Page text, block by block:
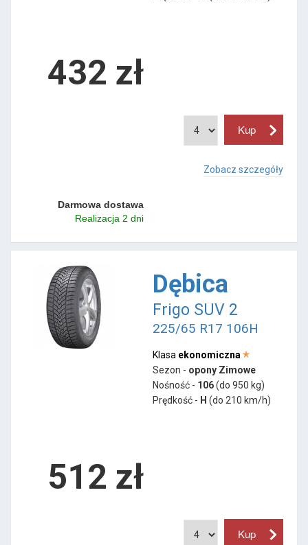
432 zł
Zobacz szczegóły
Darmowa dostawa
Realizacja 2 dni
Dębica
Frigo SUV 2
225/65 R17 106H
Klasa ekonomiczna
Sezon - opony Zimowe
Nośność - 106(do 950 kg)
Prędkość - H (do 210 km/h)
512 zł